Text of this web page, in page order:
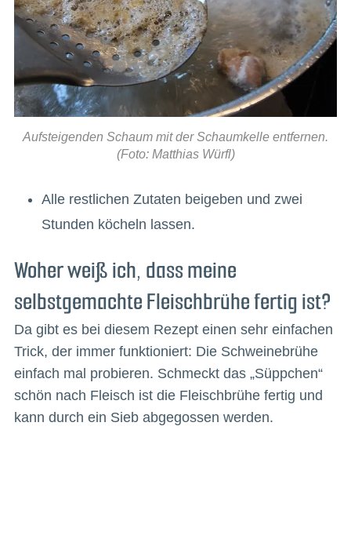
Aufsteigenden Schaum mit der Schaumkelle entfernen.
(Foto: Matthias Würfl)
Alle restlichen Zutaten beigeben und zwei
Stunden köcheln lassen.
Woher weiß ich, dass meine
selbstgemachte Fleischbrühe fertig ist?
Da gibt es bei diesem Rezept einen sehr einfachen
Trick, der immer funktioniert: Die Schweinebrühe
einfach mal probieren. Schmeckt das „Süppchen“
schön nach Fleisch ist die Fleischbrühe fertig und
kann durch ein Sieb abgegossen werden.